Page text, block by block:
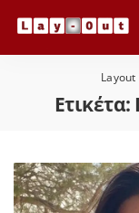
Layout
Ετικέτα: